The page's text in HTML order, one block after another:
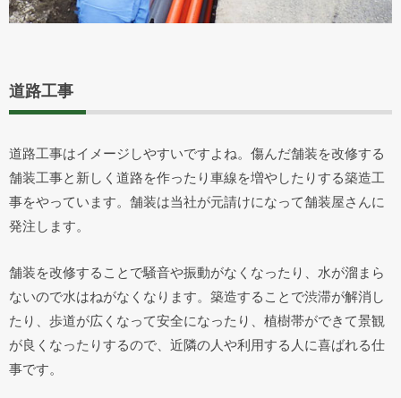
道路工事
道路工事はイメージしやすいですよね。傷んだ舗装を改修する
舗装工事と新しく道路を作ったり車線を増やしたりする築造工
事をやっています。舗装は当社が元請けになって舗装屋さんに
発注します。
舗装を改修することで騒音や振動がなくなったり、水が溜まら
ないので水はねがなくなります。築造することで渋滞が解消し
たり、歩道が広くなって安全になったり、植樹帯ができて景観
が良くなったりするので、近隣の人や利用する人に喜ばれる仕
事です。